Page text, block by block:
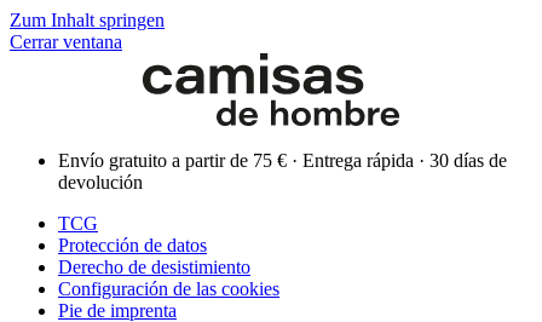
Zum Inhalt springen
Cerrar ventana
Envío gratuito a partir de 75 € · Entrega rápida · 30 días de
devolución
TCG
Protección de datos
Derecho de desistimiento
Configuración de las cookies
Pie de imprenta